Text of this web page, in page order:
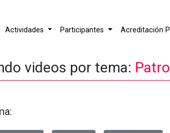
Actividades Participantes Acreditación
videos por tema: